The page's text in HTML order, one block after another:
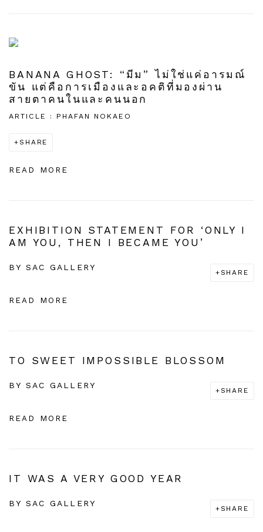
BANANA GHOST: “มีม” ไม่ใช่แค่อารมณ์
ขัน แต่คือการเมืองและอคติที่มองผ่าน
สายตาคนในและคนนอก
ARTICLE : PHAFAN NOKAEO
SHARE
READ MORE
EXHIBITION STATEMENT FOR ‘ONLY I
AM YOU, THEN I BECAME YOU’
BY SAC GALLERY
SHARE
READ MORE
TO SWEET IMPOSSIBLE BLOSSOM
BY SAC GALLERY
SHARE
READ MORE
IT WAS A VERY GOOD YEAR
BY SAC GALLERY
SHARE